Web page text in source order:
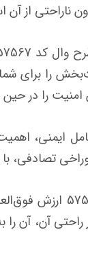
از آن
را برای
را در حین
ایمنی،
با
شناور بادی روی
آن، آن را